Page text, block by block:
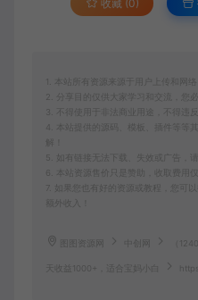
收藏 (0)
1. 本站所有资源来源于用户上传和网
2. 分享目的仅供大家学习和交流，您
3. 不得使用于非法商业用途，不得违
4. 本站提供的源码、模板、插件等等
5. 如有链接无法下载、失效或广告，
6. 本站资源售价只是赞助，收取费用
7. 如果您也有好的资源或教程，您可
额外收入！
图图资源网 中创网 （
天收益1000+，适合宝妈小白